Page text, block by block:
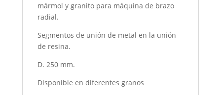
mármol y granito para máquina de brazo
radial.
Segmentos de unión de metal en la unión
de resina.
D. 250 mm.
Disponible en diferentes granos